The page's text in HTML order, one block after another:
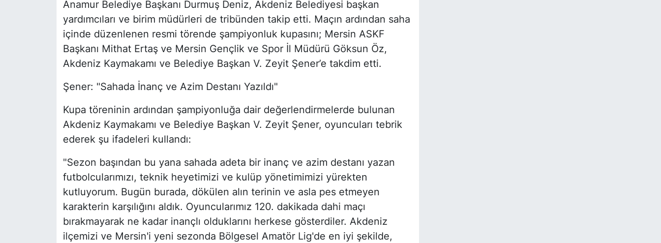
Anamur Belediye Başkanı Durmuş Deniz, Akdeniz Belediyesi başkan
yardımcıları ve birim müdürleri de tribünden takip etti. Maçın ardından saha
içinde düzenlenen resmi törende şampiyonluk kupasını; Mersin ASKF
Başkanı Mithat Ertaş ve Mersin Gençlik ve Spor İl Müdürü Göksun Öz,
Akdeniz Kaymakamı ve Belediye Başkan V. Zeyit Şener’e takdim etti.
Şener: "Sahada İnanç ve Azim Destanı Yazıldı"
Kupa töreninin ardından şampiyonluğa dair değerlendirmelerde bulunan
Akdeniz Kaymakamı ve Belediye Başkan V. Zeyit Şener, oyuncuları tebrik
ederek şu ifadeleri kullandı:
"Sezon başından bu yana sahada adeta bir inanç ve azim destanı yazan
futbolcularımızı, teknik heyetimizi ve kulüp yönetimimizi yürekten
kutluyorum. Bugün burada, dökülen alın terinin ve asla pes etmeyen
karakterin karşılığını aldık. Oyuncularımız 120. dakikada dahi maçı
bırakmayarak ne kadar inançlı olduklarını herkese gösterdiler. Akdeniz
ilçemizi ve Mersin'i yeni sezonda Bölgesel Amatör Lig'de en iyi şekilde,